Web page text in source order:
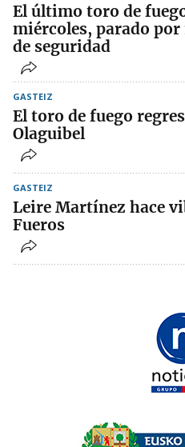
El último toro de
miércoles, parado
de seguridad
GASTEIZ
El toro de fuego
Olaguibel
GASTEIZ
Leire Martínez hace
Fueros